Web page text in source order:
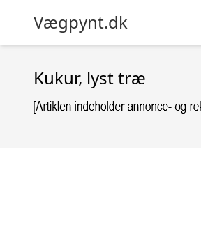
Vægpynt.dk
Kukur, lyst træ